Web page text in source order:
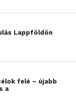
a
A
számára
anyagokat
utaltságuktól
Csak
és tartós,
létrehozni, ha
alkot a
Lappföldön
felé – újabb
a